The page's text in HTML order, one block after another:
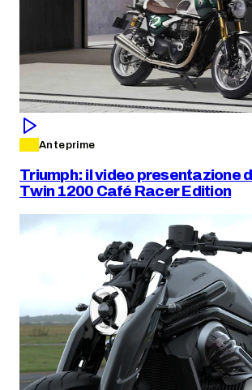
Anteprime
Triumph: il video presentazione
Twin 1200 Café Racer Edition